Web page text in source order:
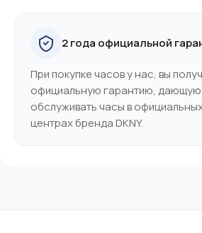
2 года официальной
При покупке часов у нас, вы
официальную гарантию, дающую
обслуживать часы в
центрах бренда DKNY.